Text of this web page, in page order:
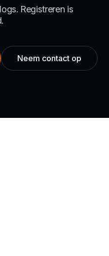
Registreren is
Neem contact op